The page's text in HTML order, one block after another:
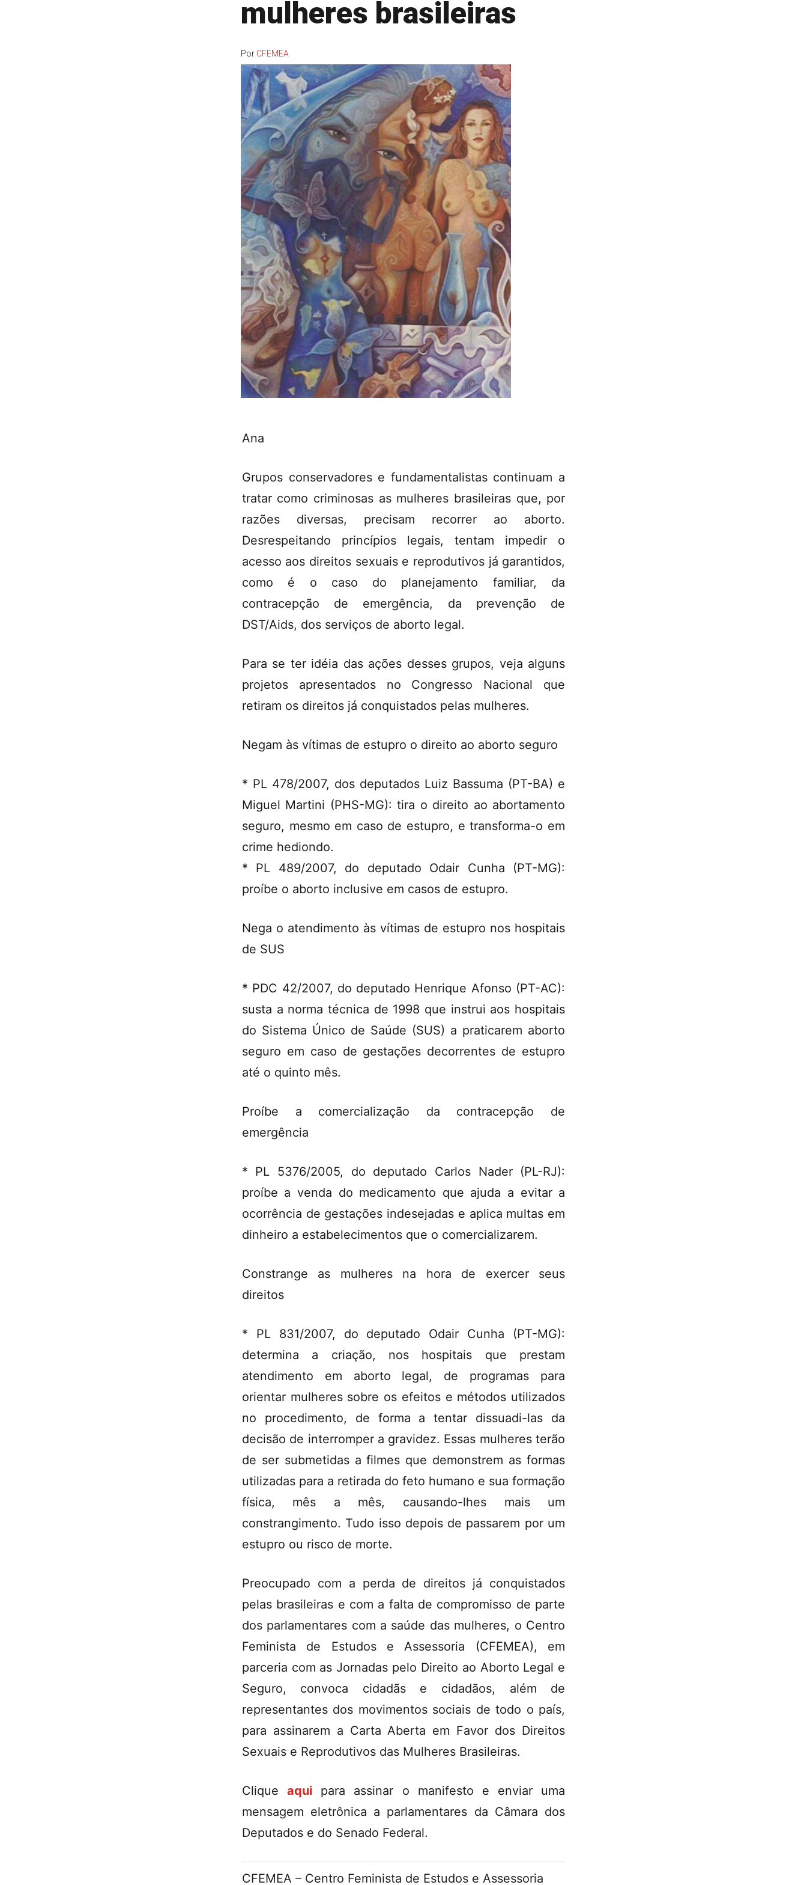
mulheres brasileiras
Por CFEMEA
Ana
Grupos conservadores e fundamentalistas continuam a
tratar como criminosas as mulheres brasileiras que, por
razões diversas, precisam recorrer ao aborto.
Desrespeitando princípios legais, tentam impedir o
acesso aos direitos sexuais e reprodutivos já garantidos,
como é o caso do planejamento familiar, da
contracepção de emergência, da prevenção de
DST/Aids, dos serviços de aborto legal.
Para se ter idéia das ações desses grupos, veja alguns
projetos apresentados no Congresso Nacional que
retiram os direitos já conquistados pelas mulheres.
Negam às vítimas de estupro o direito ao aborto seguro
* PL 478/2007, dos deputados Luiz Bassuma (PT-BA) e
Miguel Martini (PHS-MG): tira o direito ao abortamento
seguro, mesmo em caso de estupro, e transforma-o em
crime hediondo.
* PL 489/2007, do deputado Odair Cunha (PT-MG):
proíbe o aborto inclusive em casos de estupro.
Nega o atendimento às vítimas de estupro nos hospitais
de SUS
* PDC 42/2007, do deputado Henrique Afonso (PT-AC):
susta a norma técnica de 1998 que instrui aos hospitais
do Sistema Único de Saúde (SUS) a praticarem aborto
seguro em caso de gestações decorrentes de estupro
até o quinto mês.
Proíbe a comercialização da contracepção de
emergência
* PL 5376/2005, do deputado Carlos Nader (PL-RJ):
proíbe a venda do medicamento que ajuda a evitar a
ocorrência de gestações indesejadas e aplica multas em
dinheiro a estabelecimentos que o comercializarem.
Constrange as mulheres na hora de exercer seus
direitos
* PL 831/2007, do deputado Odair Cunha (PT-MG):
determina a criação, nos hospitais que prestam
atendimento em aborto legal, de programas para
orientar mulheres sobre os efeitos e métodos utilizados
no procedimento, de forma a tentar dissuadi-las da
decisão de interromper a gravidez. Essas mulheres terão
de ser submetidas a filmes que demonstrem as formas
utilizadas para a retirada do feto humano e sua formação
física, mês a mês, causando-lhes mais um
constrangimento. Tudo isso depois de passarem por um
estupro ou risco de morte.
Preocupado com a perda de direitos já conquistados
pelas brasileiras e com a falta de compromisso de parte
dos parlamentares com a saúde das mulheres, o Centro
Feminista de Estudos e Assessoria (CFEMEA), em
parceria com as Jornadas pelo Direito ao Aborto Legal e
Seguro, convoca cidadãs e cidadãos, além de
representantes dos movimentos sociais de todo o país,
para assinarem a Carta Aberta em Favor dos Direitos
Sexuais e Reprodutivos das Mulheres Brasileiras.
Cliqueaqui para assinar o manifesto e enviar uma
mensagem eletrônica a parlamentares da Câmara dos
Deputados e do Senado Federal.
CFEMEA – Centro Feminista de Estudos e Assessoria